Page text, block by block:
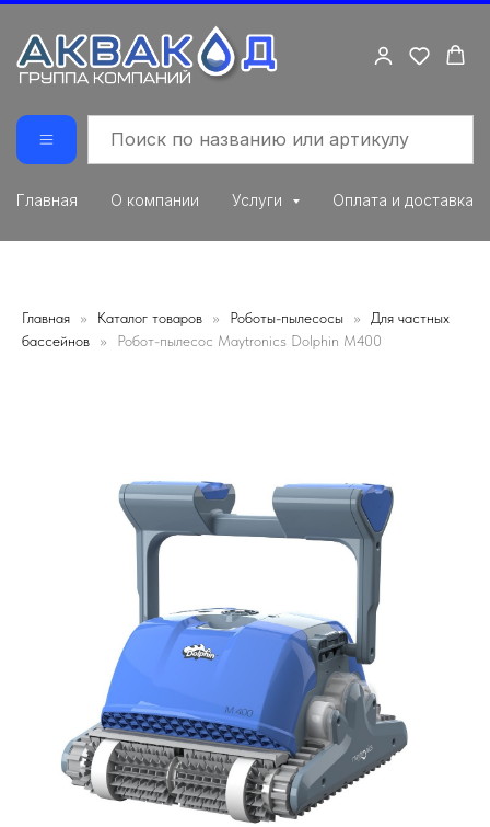
Главная О компании Услуги Оплата и доставка
Главная Каталог товаров Роботы-пылесосы
Для частных
бассейнов
Робот-пылесос Maytronics Dolphin M400